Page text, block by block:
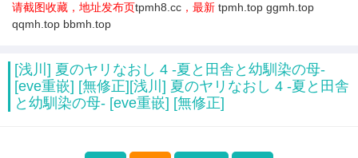
请截图收藏，地址发布页tpmh8.cc ，最新 tpmh.top ggmh.top
qqmh.top bbmh.top
[浅川] 夏のヤリなおし 4 -夏と田舎と幼馴染の母-
[eve重嵌] [無修正][浅川] 夏のヤリなおし 4 -夏と田舎
と幼馴染の母- [eve重嵌] [無修正]